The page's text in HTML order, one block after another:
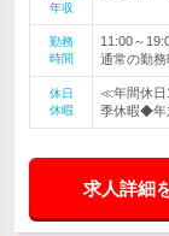
年収
勤務
時間
11:00～
通常の勤
休日
休暇
≪年間休
季休暇◆年
求人詳細